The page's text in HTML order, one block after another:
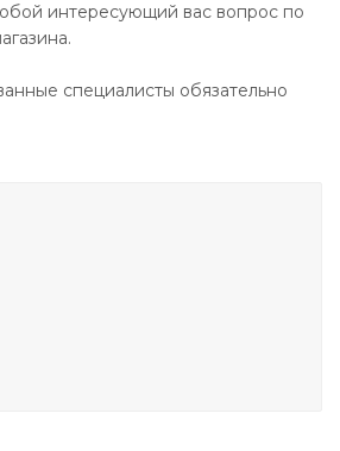
интересующий вас вопрос по
специалисты обязательно